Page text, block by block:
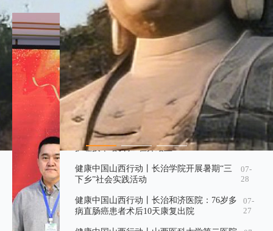
是》
杂志
习近
平总
书记
重要
文章
《加
快
建...
08-
01
山西
省举
办“世
炎
题宣
活动
07-
30
健康中国山西行动丨激活中医药发展新势能
绘就健康山西新蓝图
健康中国山西行动丨“冬病夏治” 三伏灸贴
护健康
08-
07
健康中国山西行动丨河津市医保局纵深推
进“放管服效”改革
08-
04
健康中国山西行动丨“发展中国家中医药特色
护理技术培训班”在并结业
07-
28
健康中国山西行动丨长治学院开展暑期“三
下乡”社会实践活动
07-
28
健康中国山西行动丨长治和济医院：76岁多
病直肠癌患者术后10天康复出院
07-
27